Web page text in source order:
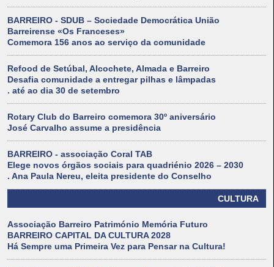
BARREIRO - SDUB – Sociedade Democrática União
Barreirense «Os Franceses»
Comemora 156 anos ao serviço da comunidade
Refood de Setúbal, Alcochete, Almada e Barreiro
Desafia comunidade a entregar pilhas e lâmpadas
. até ao dia 30 de setembro
Rotary Club do Barreiro comemora 30º aniversário
José Carvalho assume a presidência
BARREIRO - associação Coral TAB
Elege novos órgãos sociais para quadriénio 2026 – 2030
. Ana Paula Nereu, eleita presidente do Conselho
CULTURA
Associação Barreiro Património Memória Futuro
BARREIRO CAPITAL DA CULTURA 2028
Há Sempre uma Primeira Vez para Pensar na Cultura!